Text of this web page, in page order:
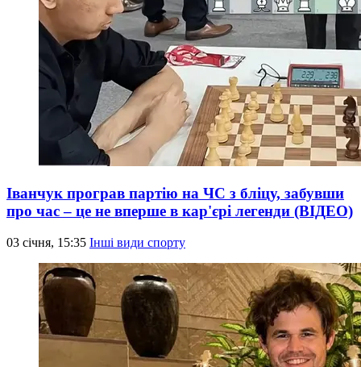
Іванчук програв партію на ЧС з бліцу, забувши
про час – це не вперше в кар'єрі легенди (ВІДЕО)
03 січня, 15:35 Інші види спорту